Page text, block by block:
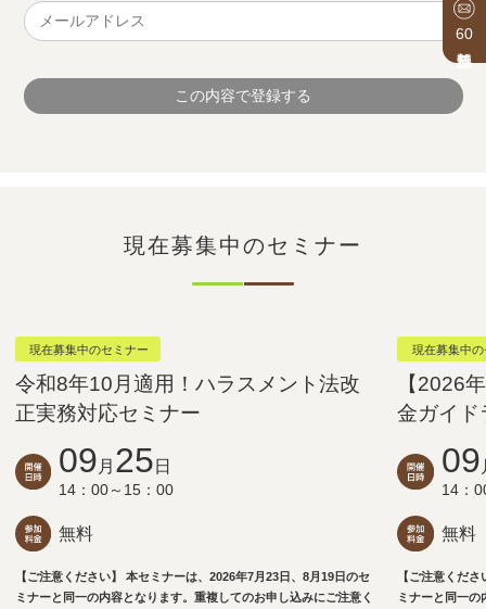
60
現在募集中のセミナー
現在募集中のセミナー
令和8年10月適用！ハラスメント法改
正実務対応セミナー
09 月 25日
14：00～15：00
無料
【ご注意ください】 本セミナーは、2026年7月23日、8月19日のセ
ミナーと同一の内容となります。重複してのお申し込みにご注意く
現在募集中
【2026
金ガイド
09
14：
無料
【ご注意くだ
ミナーと同一の